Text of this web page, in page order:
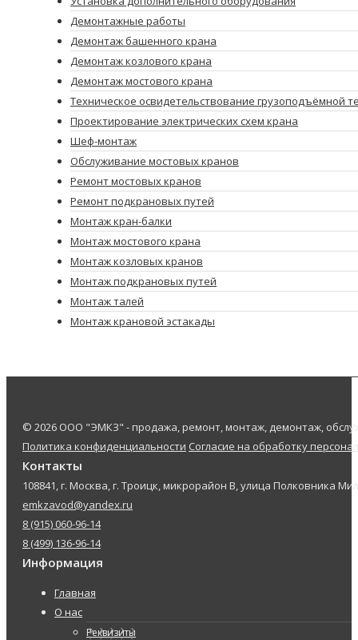
Демонтажные работы
Демонтаж башенного крана
Демонтаж козлового крана
Демонтаж мостового крана
Техническое освидетельствование грузоподъёмной
Проектирование электрических схем крана
Шеф-монтаж
Обслуживание мостовых кранов
Ремонт мостовых кранов
Ремонт подкрановых путей
Монтаж кран-балки
Монтаж мостового крана
Монтаж козловых кранов
Монтаж подкрановых путей
Монтаж талей
Монтаж крановой эстакады
© 2026 ООО "ЭМКЗ" - продажа, ремонт, монтаж, демонтаж,
Политика конфиденциальности Согласие на обработку
Контакты
108841, г. Москва, г. Троицк, микрорайон В, улица Полковника
emkzavod@yandex.ru
8 (915) 060-96-14
8 (499) 136-96-14
Информация
Главная
О нас
Реквизиты